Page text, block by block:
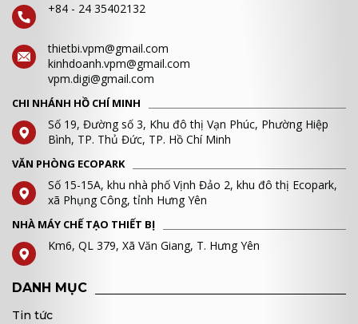
+84 - 24 35402132
thietbi.vpm@gmail.com
kinhdoanh.vpm@gmail.com
vpm.digi@gmail.com
CHI NHÁNH HỒ CHÍ MINH
Số 19, Đường số 3, Khu đô thị Vạn Phúc, Phường Hiệp
Bình, TP. Thủ Đức, TP. Hồ Chí Minh
VĂN PHÒNG ECOPARK
Số 15-15A, khu nhà phố Vịnh Đảo 2, khu đô thị Ecopark,
xã Phụng Công, tỉnh Hưng Yên
NHÀ MÁY CHẾ TẠO THIẾT BỊ
Km6, QL 379, Xã Văn Giang, T. Hưng Yên
DANH MỤC
Tin tức